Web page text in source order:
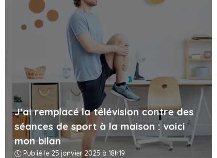
J’ai remplacé la télévision contre des
séances de sport à la maison : voici
mon bilan
Publié le 25 janvier 2025 à 18h19